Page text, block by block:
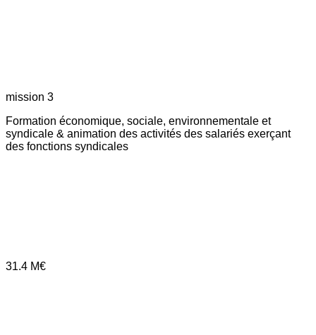
mission 3
Formation économique, sociale, environnementale et
syndicale & animation des activités des salariés exerçant
des fonctions syndicales
31.4 M€